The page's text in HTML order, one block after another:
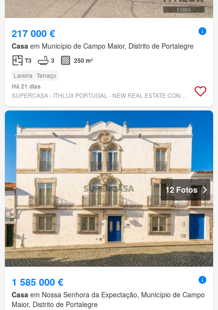
217 000 €
Casa em Município de Campo Maior, Distrito de Portalegre
T3 3 250 m²
Lareira Terraço
Há 21 dias
12 Fotos
1 585 000 €
Casa em Nossa Senhora da Expectação, Município de Campo
Maior, Distrito de Portalegre